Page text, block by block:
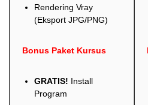
Rendering Vray
(Eksport JPG/PNG)
Bonus Paket Kursus
GRATIS! Install
Program